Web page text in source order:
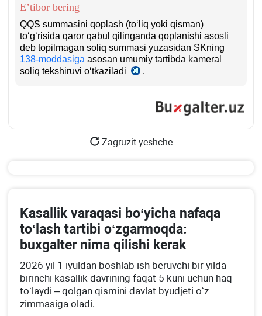
b.
E’tibor bering
QQS summasini qoplash (toʻliq yoki qisman)
toʻgʻrisida qaror qabul qilinganda qoplanishi asosli
deb topilmagan soliq summasi yuzasidan SKning
138-moddasiga asosan umumiy tartibda kameral
soliq tekshiruvi oʻtkaziladi
Nizom
.
Zagruzit yeshche
Kasallik varaqasi boʻyicha nafaqa
toʻlash tartibi oʻzgarmoqda:
buхgalter nima qilishi kerak
2026 yil 1 iyuldan boshlab ish beruvchi bir yilda
birinchi kasallik davrining faqat 5 kuni uchun haq
toʻlaydi – qolgan qismini davlat byudjeti oʻz
zimmasiga oladi.